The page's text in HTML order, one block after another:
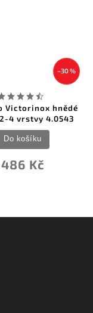
Pouzdro Ranger
velké